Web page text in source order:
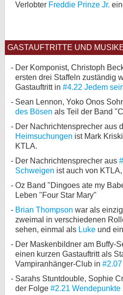
Verlobter Freddie Prinze Jr.
GASTAUFTRITTE UND
Der Komponist, Christoph
ersten drei Staffeln zuständig
Gastauftritt in #4.22 Jedem
Sean Lennon, Yoko Onos
des Bösen als Teil der Band
Der Nachrichtensprecher aus
Heimsuchungen ist Mark
KTLA.
Der Nachrichtensprecher aus
Schweigen ist auch von
Oz Band "Dingoes ate my
Leben "Four Star Mary"
Brian Thompson war als
zweimal in verschiedenen
sehen, einmal als Luke und
Der Maskenbildner am Buffy-
einen kurzen Gastauftritt als
Vampiranhänger-Club in
Sarahs Stuntdouble, Sophie
der Folge #2.21 Wendepunkte